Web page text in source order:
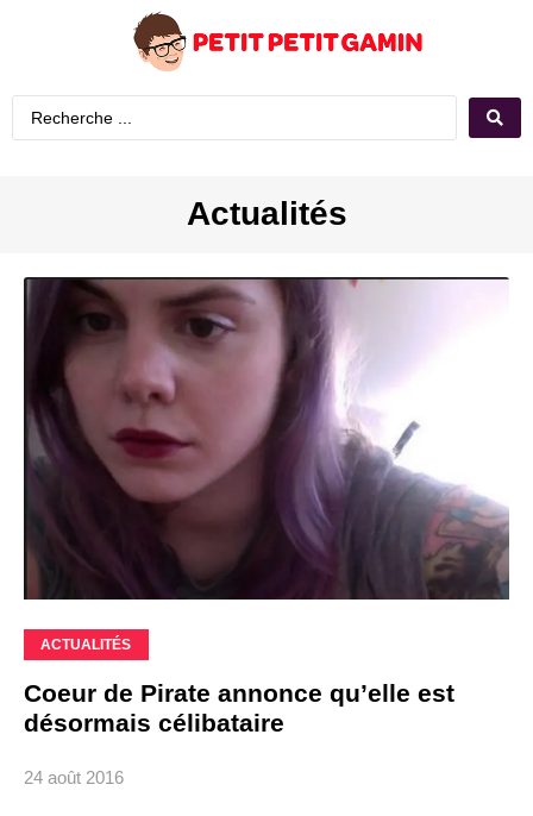
Actualités
ACTUALITÉS
Coeur de Pirate annonce qu’elle est
désormais célibataire
24 août 2016